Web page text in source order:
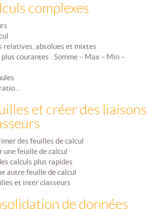
complexes
relatives, absolues et mixtes
courantes : Somme – Max – Min –
et créer des liaisons
des feuilles de calcul
une feuille de calcul
calculs plus rapides
autre feuille de calcul
et inter classeurs
de données